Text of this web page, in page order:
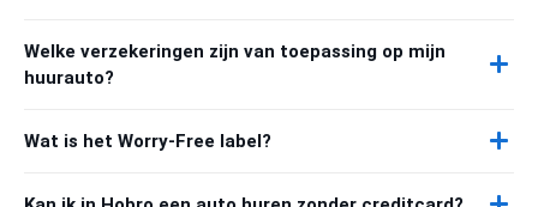
Welke verzekeringen zijn van toepassing op mijn
huurauto?
Wat is het Worry-Free label?